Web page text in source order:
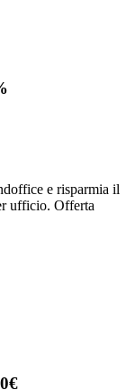
e risparmia il
ufficio. Offerta